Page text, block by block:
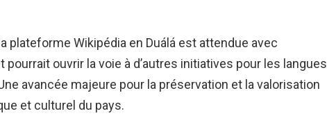
plateforme Wikipédia en Duálá est attendue avec
ouvrir la voie à d’autres initiatives pour les langues
avancée majeure pour la préservation et la valorisation
et culturel du pays.